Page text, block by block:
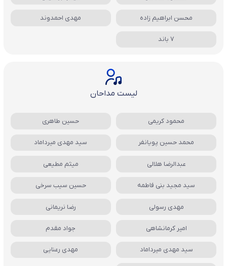
محسن ابراهیم زاده مهدی احمدوند
7 باند
لیست مداحان
محمود کریمی حسین طاهری
محمد حسین پویانفر سید مهدی میرداماد
عبدالرضا هلالی میثم مطیعی
سید مجید بنی فاطمه حسین سیب سرخی
مهدی رسولی رضا نریمانی
امیر کرمانشاهی جواد مقدم
سید مهدی میرداماد مهدی رعنایی